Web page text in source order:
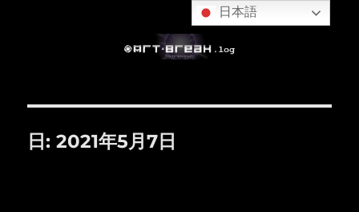
日:2021年5月7日
日本語